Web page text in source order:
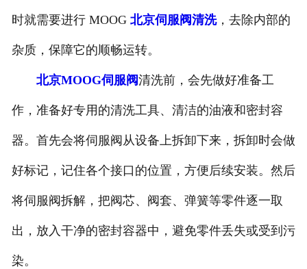
时就需要进行 MOOG 北京伺服阀清洗，去除内部的
杂质，保障它的顺畅运转。
北京MOOG伺服阀清洗前，会先做好准备工
作，准备好专用的清洗工具、清洁的油液和密封容
器。首先会将伺服阀从设备上拆卸下来，拆卸时会做
好标记，记住各个接口的位置，方便后续安装。然后
将伺服阀拆解，把阀芯、阀套、弹簧等零件逐一取
出，放入干净的密封容器中，避免零件丢失或受到污
染。